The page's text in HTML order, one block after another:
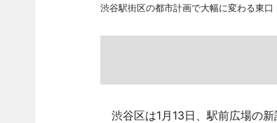
渋谷駅街区の都市計画で大幅に変わる東
渋谷区は1月13日、駅前広場の